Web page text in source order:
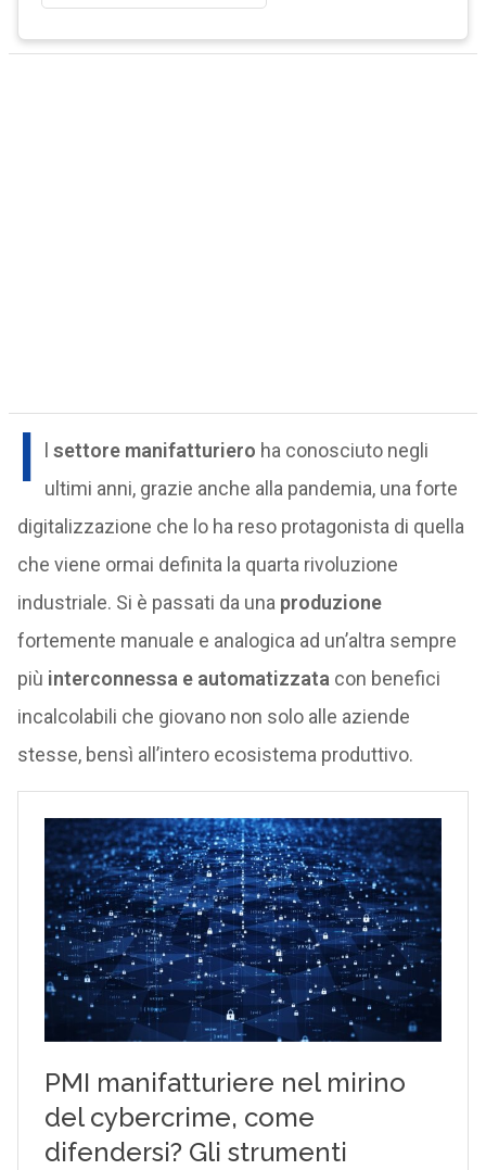
I settore manifatturiero ha conosciuto negli
ultimi anni, grazie anche alla pandemia, una forte
digitalizzazione che lo ha reso protagonista di quella
che viene ormai definita la quarta rivoluzione
industriale. Si è passati da una produzione
fortemente manuale e analogica ad un’altra sempre
più interconnessa e automatizzata con benefici
incalcolabili che giovano non solo alle aziende
stesse, bensì all’intero ecosistema produttivo.